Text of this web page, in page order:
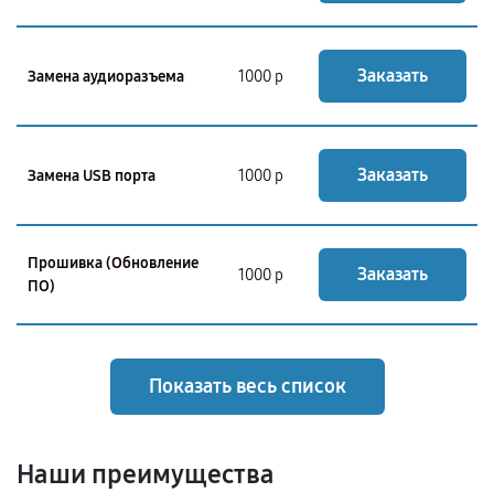
Замена аудиоразъема 1000 р Заказать
Замена USB порта 1000 р Заказать
Прошивка (Обновление
ПО)
1000 р Заказать
Показать весь список
Наши преимущества